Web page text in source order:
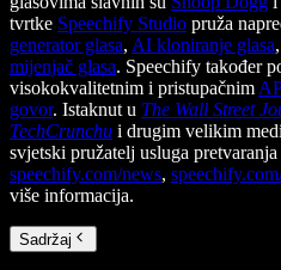
tvrtke Speechify Studio pruža
generator glasa, AI kloniranje glasa,
mijenjač glasa. Speechify također
visokokvalitetnim i pristupačnim
govor. Istaknut u The Wall Street
TechCrunchu i drugim velikim
svjetski pružatelj usluga
speechify.com/news,
više informacija.
Sadržaj